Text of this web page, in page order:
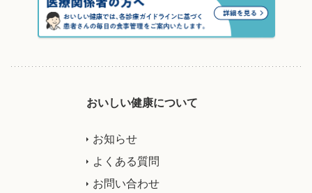
おいしい健康について
お知らせ
よくある質問
お問い合わせ